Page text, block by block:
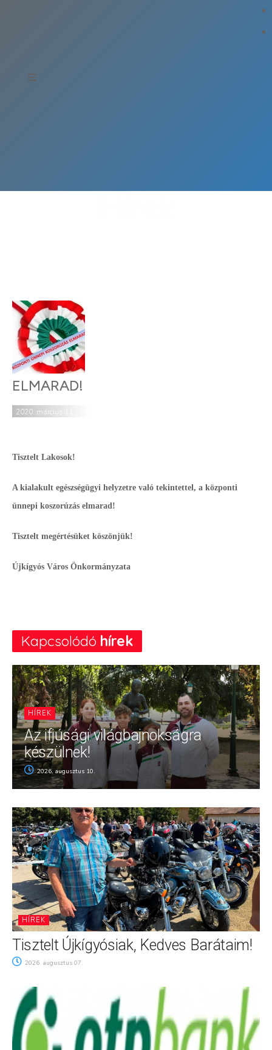
ELMARAD!
2020. március 11.
Tisztelt Lakosok!
A kialakult egészségügyi helyzetre való tekintettel, a központi
ünnepi koszorúzás elmarad!
Tisztelt megértésüket köszönjük!
Újkígyós Város Önkormányzata
Kapcsolódó hírek
HÍREK
Az ifjúsági világbajnokságra
készülnek!
2026. augusztus 10.
HÍREK
Tisztelt Újkígyósiak, Kedves Barátaim!
2026. augusztus 07.